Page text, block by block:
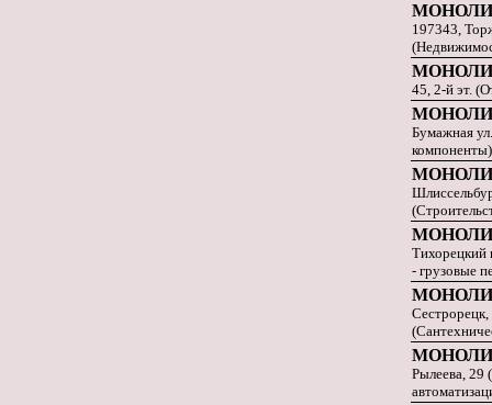
197343,
45, 2-й эт.
Бумажная
компоненты)
Тихорецкий
- грузовые
Рылеева, 29